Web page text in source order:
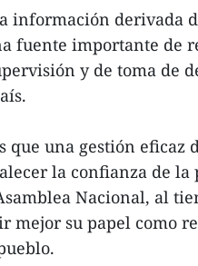
información derivada
fuente importante de
y de toma de
que una gestión eficaz
la confianza de la
Nacional, al
mejor su papel como